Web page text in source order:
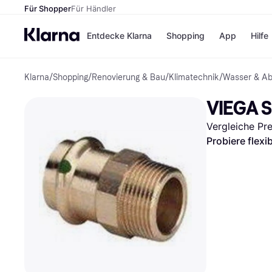
Für ShopperFür Händler
Entdecke Klarna
Zahlungsmethoden
Sofort bezahlen
Bezahle in 3
Teilzahlungen
Bezahle in bis zu 30
Shopping
Shops
eBay
Temu
SHEIN
App Hilfe
Klarna/Shopping/Renovierung & Bau/Klimatechnik/Wasser &
VIEGA
Vergleiche
Probiere